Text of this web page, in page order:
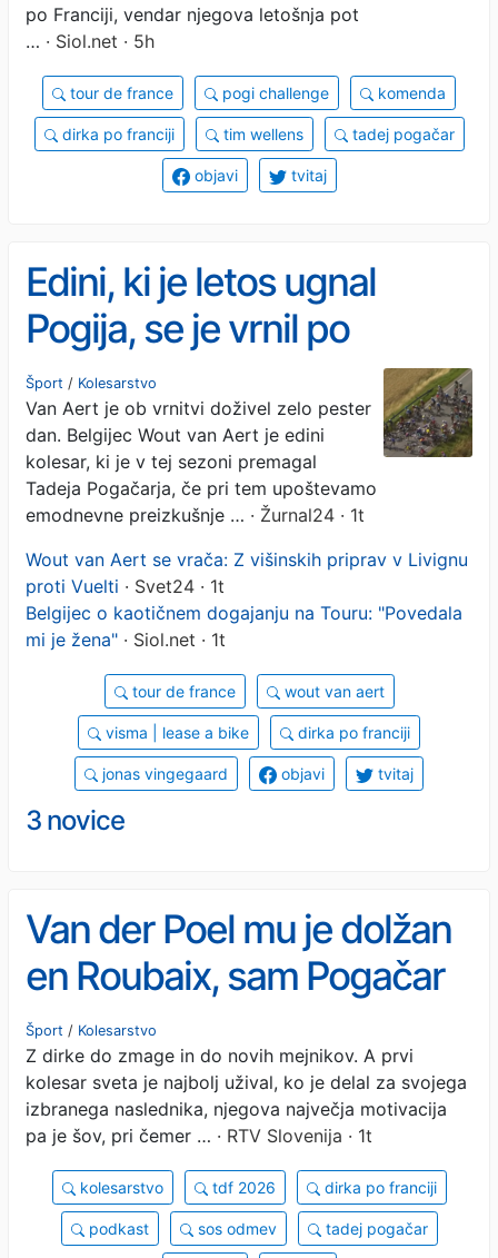
po Franciji, vendar njegova letošnja pot
… · Siol.net · 5h
tour de france pogi challenge komenda
dirka po franciji tim wellens tadej pogačar
objavi tvitaj
Edini, ki je letos ugnal
Pogija, se je vrnil po
poškodbi, padel, nato pa ...
Šport / Kolesarstvo
Van Aert je ob vrnitvi doživel zelo pester
dan. Belgijec Wout van Aert je edini
kolesar, ki je v tej sezoni premagal
Tadeja Pogačarja, če pri tem upoštevamo
emodnevne preizkušnje … · Žurnal24 · 1t
Wout van Aert se vrača: Z višinskih priprav v Livignu
proti Vuelti · Svet24 · 1t
Belgijec o kaotičnem dogajanju na Touru: "Povedala
mi je žena" · Siol.net · 1t
tour de france wout van aert
visma | lease a bike dirka po franciji
jonas vingegaard objavi tvitaj
3 novice
Van der Poel mu je dolžan
en Roubaix, sam Pogačar
pa želi v lastni klub
rekorderjev
Šport / Kolesarstvo
Z dirke do zmage in do novih mejnikov. A prvi
kolesar sveta je najbolj užival, ko je delal za svojega
izbranega naslednika, njegova največja motivacija
pa je šov, pri čemer … · RTV Slovenija · 1t
kolesarstvo tdf 2026 dirka po franciji
podkast sos odmev tadej pogačar